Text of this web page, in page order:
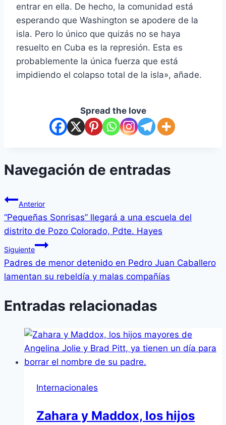
entrar en ella. De hecho, la comunidad está
esperando que Washington se apodere de la
isla. Pero lo único que quizás no se haya
resuelto en Cuba es la represión. Esta es
probablemente la única fuerza que está
impidiendo el colapso total de la isla», añade.
Spread the love
Navegación de entradas
Anterior
“Pequeñas Sonrisas” llegará a una escuela del
distrito de Pozo Colorado, Pdte. Hayes
Siguiente
Padres de menor detenido en Pedro Juan Caballero
lamentan su rebeldía y malas compañías
Entradas relacionadas
Internacionales
Zahara y Maddox, los hijos